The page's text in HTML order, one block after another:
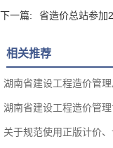
下一篇:
省造价总站参加
相关推荐
湖南省建设工程造价管理
湖南省建设工程造价管理
关于规范使用正版计价、